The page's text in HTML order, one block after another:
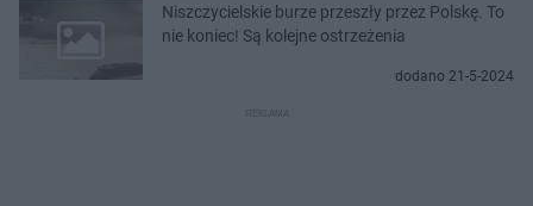
Niszczycielskie burze przeszły przez Polskę. To
nie koniec! Są kolejne ostrzeżenia
dodano 21-5-2024